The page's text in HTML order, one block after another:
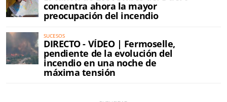
concentra ahora la mayor
preocupación del incendio
SUCESOS
DIRECTO - VÍDEO | Fermoselle,
pendiente de la evolución del
incendio en una noche de
máxima tensión